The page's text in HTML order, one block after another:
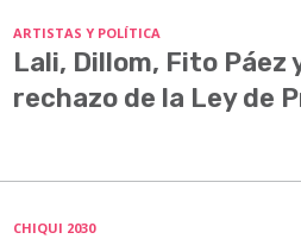
ARTISTAS Y POLÍTICA
Lali, Dillom, Fito Páez
rechazo de la Ley de
CHIQUI 2030